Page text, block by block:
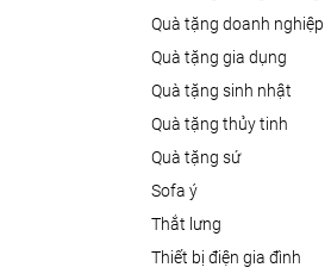
quà tặng doanh nghiệp
quà tặng gia dụng
quà tặng sinh nhật
quà tặng thủy tinh
quà tặng sứ
sofa ý
thắt lưng
thiết bị điện gia đình